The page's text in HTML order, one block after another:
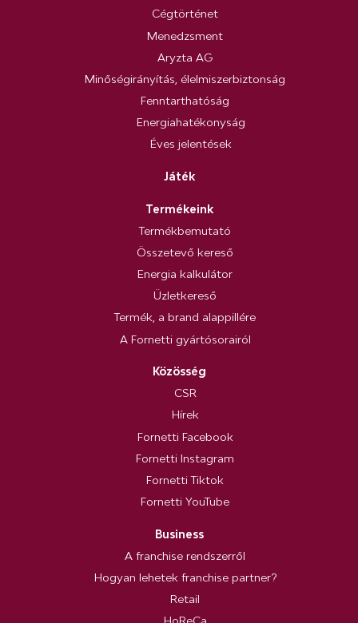
Cégtörténet
Menedzsment
Aryzta AG
Minőségirányítás, élelmiszerbiztonság
Fenntarthatóság
Energiahatékonyság
Éves jelentések
Játék
Termékeink
Termékbemutató
Összetevő kereső
Energia kalkulátor
Üzletkereső
Termék, a brand alappillére
A Fornetti gyártósorairól
Közösség
CSR
Hírek
Fornetti Facebook
Fornetti Instagram
Fornetti Tiktok
Fornetti YouTube
Business
A franchise rendszerről
Hogyan lehetek franchise partner?
Retail